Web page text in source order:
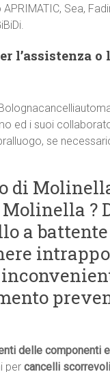
Sea,
l’assistenza
ed i suoi
se
di
?
a battente
delle componenti
per cancelli